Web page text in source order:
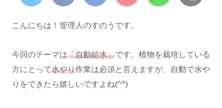
こんにちは！管理人のすのうです。
今回のテーマは「自動給水」です。植物を栽培している
方にとって水やり作業は必須と言えますが、自動で水や
りをできたら嬉しいですよね(^^)